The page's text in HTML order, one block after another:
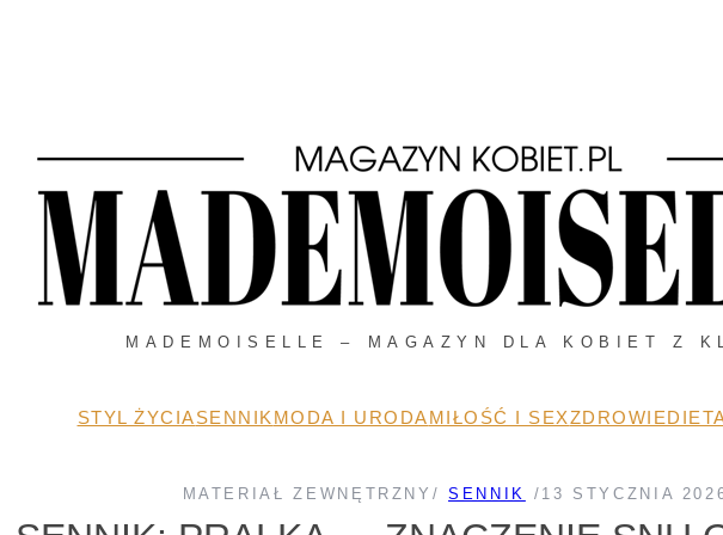
MADEMOISELLE – MAGAZYN DLA KOBIET Z
STYL ŻYCIASENNIK MODA I URODAMIŁOŚĆ I SEXZDROWIE
MATERIAŁ ZEWNĘTRZNY /SENNIK / 13 STYCZNIA